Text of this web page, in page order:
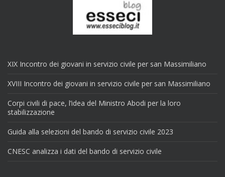
XIX Incontro dei giovani in servizio civile per san Massimiliano
XVIII Incontro dei giovani in servizio civile per san Massimiliano
Corpi civili di pace, l’idea del Ministro Abodi per la loro
stabilizzazione
Guida alla selezioni del bando di servizio civile 2023
CNESC analizza i dati del bando di servizio civile